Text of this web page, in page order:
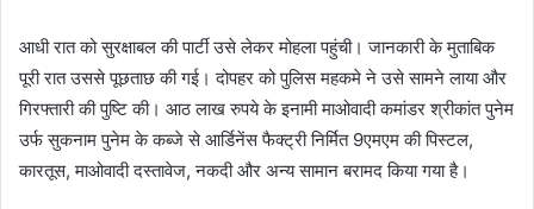
आधी रात को सुरक्षाबल की पार्टी उसे लेकर मोहला पहुंची। जानकारी के मुताबिक
पूरी रात उससे पूछताछ की गई। दोपहर को पुलिस महकमे ने उसे सामने लाया और
गिरफ्तारी की पुष्टि की। आठ लाख रुपये के इनामी माओवादी कमांडर श्रीकांत पुनेम
उर्फ सुकनाम पुनेम के कब्जे से आर्डिनेंस फैक्ट्री निर्मित 9एमएम की पिस्टल,
कारतूस, माओवादी दस्तावेज, नकदी और अन्य सामान बरामद किया गया है।